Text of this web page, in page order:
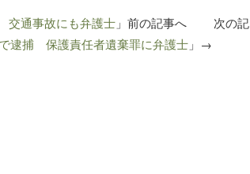
交通事故にも弁護士 」前の記事へ 次の記
逮捕 保護責任者遺棄罪に弁護士 」→